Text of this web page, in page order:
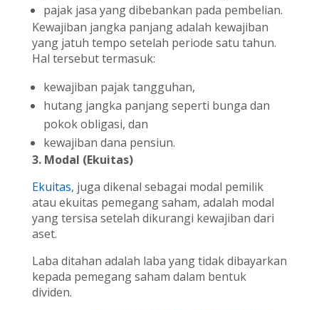
pajak jasa yang dibebankan pada pembelian.
Kewajiban jangka panjang adalah kewajiban
yang jatuh tempo setelah periode satu tahun.
Hal tersebut termasuk:
kewajiban pajak tangguhan,
hutang jangka panjang seperti bunga dan
pokok obligasi, dan
kewajiban dana pensiun.
3. Modal (Ekuitas)
Ekuitas, juga dikenal sebagai modal pemilik
atau ekuitas pemegang saham, adalah modal
yang tersisa setelah dikurangi kewajiban dari
aset.
Laba ditahan adalah laba yang tidak dibayarkan
kepada pemegang saham dalam bentuk
dividen.